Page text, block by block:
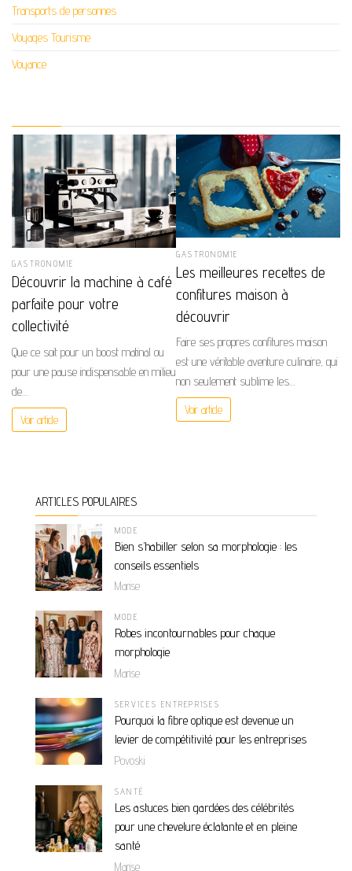
Transports de personnes
Voyages Tourisme
Voyance
GASTRONOMIE
Découvrir la machine à café
parfaite pour votre
collectivité
Que ce soit pour un boost matinal ou
pour une pause indispensable en milieu
de…
Voir article
GASTRONOMIE
Les meilleures recettes de
confitures maison à
découvrir
Faire ses propres confitures maison
est une véritable aventure culinaire, qui
non seulement sublime les…
Voir article
ARTICLES POPULAIRES
MODE
Bien s’habiller selon sa morphologie : les
conseils essentiels
Marise
MODE
Robes incontournables pour chaque
morphologie
Marise
SERVICES ENTREPRISES
Pourquoi la fibre optique est devenue un
levier de compétitivité pour les entreprises
Povoski
SANTÉ
Les astuces bien gardées des célébrités
pour une chevelure éclatante et en pleine
santé
Marise